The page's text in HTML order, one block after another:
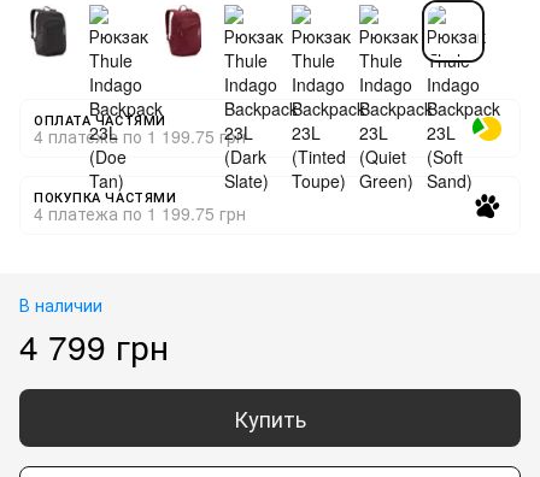
ОПЛАТА ЧАСТЯМИ
4 платежа по 1 199.75 грн
ПОКУПКА ЧАСТЯМИ
4 платежа по 1 199.75 грн
В наличии
4 799 грн
Купить